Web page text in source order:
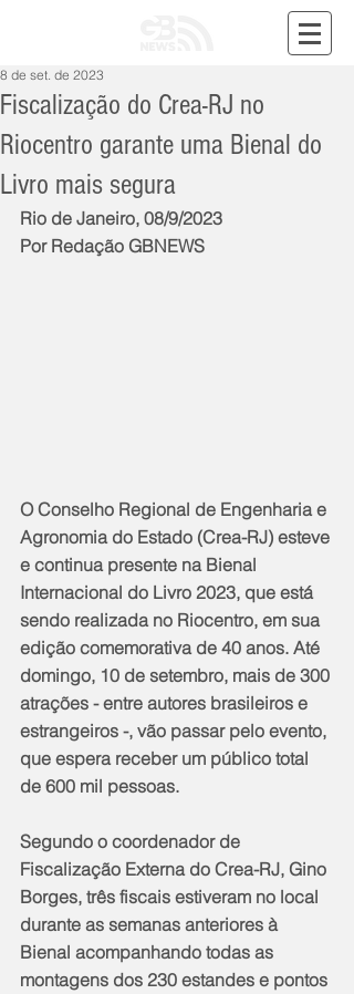
Fiscalização do Crea-RJ no
Riocentro garante uma Bienal do
Livro mais segura
8 de set. de 2023
Rio de Janeiro, 08/9/2023
Por Redação GBNEWS
O Conselho Regional de Engenharia e
Agronomia do Estado (Crea-RJ) esteve
e continua presente na Bienal
Internacional do Livro 2023, que está
sendo realizada no Riocentro, em sua
edição comemorativa de 40 anos. Até
domingo, 10 de setembro, mais de 300
atrações - entre autores brasileiros e
estrangeiros -, vão passar pelo evento,
que espera receber um público total
de 600 mil pessoas.
Segundo o coordenador de
Fiscalização Externa do Crea-RJ, Gino
Borges, três fiscais estiveram no local
durante as semanas anteriores à
Bienal acompanhando todas as
montagens dos 230 estandes e pontos